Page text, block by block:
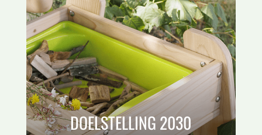
DOELSTELLING 2030